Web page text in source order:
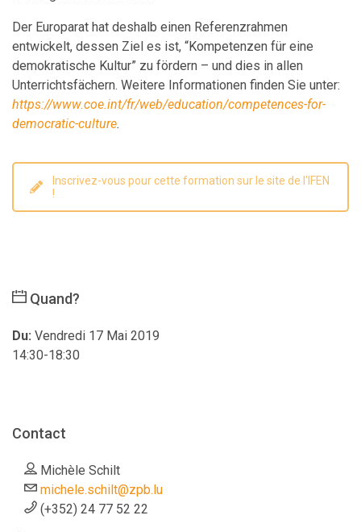
Der Europarat hat deshalb einen Referenzrahmen
entwickelt, dessen Ziel es ist, “Kompetenzen für eine
demokratische Kultur” zu fördern – und dies in allen
Unterrichtsfächern. Weitere Informationen finden Sie unter:
https://www.coe.int/fr/web/education/competences-for-
democratic-culture.
Inscrivez-vous pour cette formation sur le site de l'IFEN
!
Quand?
Du: Vendredi 17 Mai 2019
14:30-18:30
Contact
Michèle Schilt
michele.schilt@zpb.lu
(+352) 24 77 52 22